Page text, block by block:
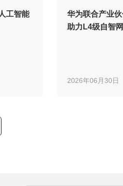
工智能
华为联合产业
助力L4级自智
2026年06月30日